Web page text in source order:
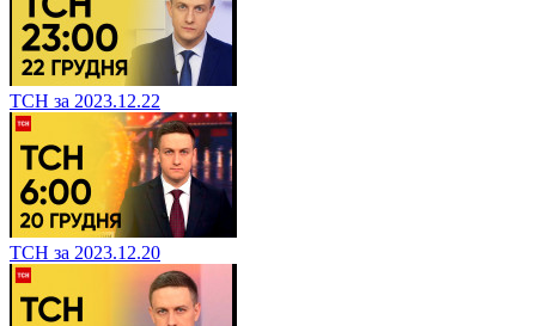
ТСН за 2023.12.22
ТСН за 2023.12.20